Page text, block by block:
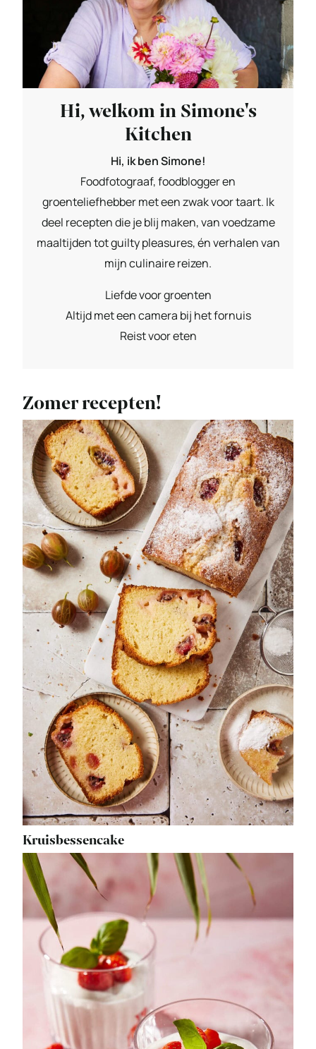
Hi, welkom in Simone's
Kitchen
Hi, ik ben Simone!
Foodfotograaf, foodblogger en
groenteliefhebber met een zwak voor taart. Ik
deel recepten die je blij maken, van voedzame
maaltijden tot guilty pleasures, én verhalen van
mijn culinaire reizen.
Liefde voor groenten
Altijd met een camera bij het fornuis
Reist voor eten
Zomer recepten!
Kruisbessencake